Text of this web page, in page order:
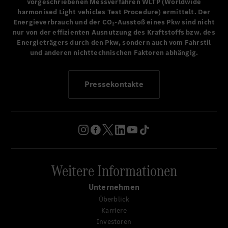
die Mercedes-Benz seit mehr als einem Jahrhundert steht.“
Andrew Cornelia, CEO Mercedes-Benz HPC North America
harmonised Light vehicles Test Procedure) ermittelt. Der
Energieverbrauch und der CO₂-Ausstoß eines Pkw sind nicht
nur von der effizienten Ausnutzung des Kraftstoffs bzw. des
Energieträgers durch den Pkw, sondern auch vom Fahrstil
und anderen nichttechnischen Faktoren abhängig.
Pressekontakte
Weitere Informationen
Unternehmen
Überblick
Karriere
Investoren